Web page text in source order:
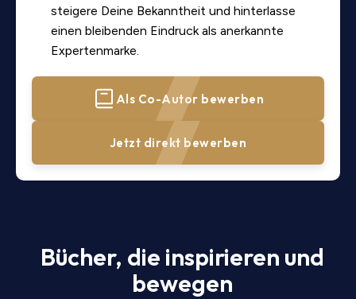
steigere Deine Bekanntheit und hinterlasse
einen bleibenden Eindruck als anerkannte
Expertenmarke.
Als Co-Autor bewerben
Jetzt direkt bewerben
Bücher, die inspirieren und
bewegen